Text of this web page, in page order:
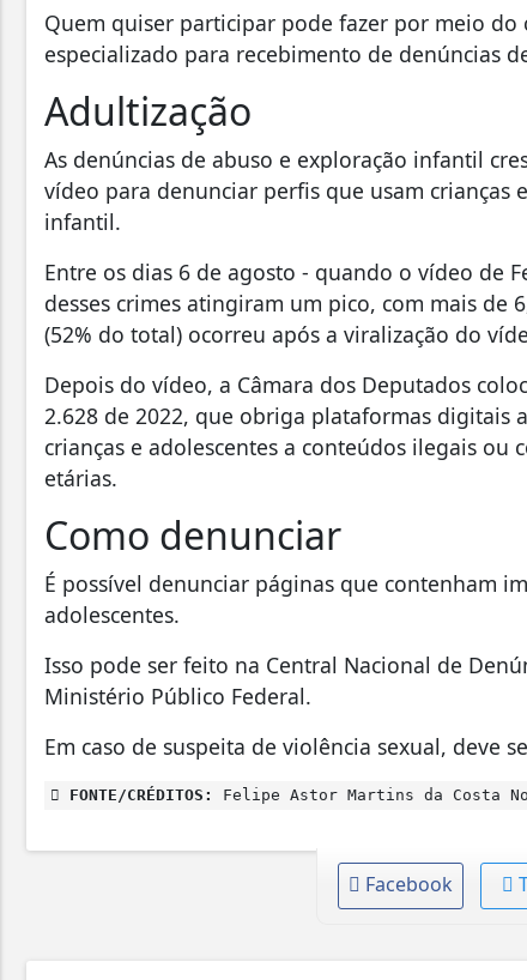
Quem quiser participar pode fazer por meio
especializado para recebimento de denúncias
Adultização
As denúncias de abuso e exploração infantil
vídeo para denunciar perfis que usam crianças
infantil.
Entre os dias 6 de agosto - quando o vídeo de
desses crimes atingiram um pico, com mais de
(52% do total) ocorreu após a viralização do
Depois do vídeo, a Câmara dos Deputados
2.628 de 2022, que obriga plataformas digitais
crianças e adolescentes a conteúdos ilegais
etárias.
Como denunciar
É possível denunciar páginas que contenham
adolescentes.
Isso pode ser feito na Central Nacional de
Ministério Público Federal.
Em caso de suspeita de violência sexual, deve
FONTE/CRÉDITOS: Felipe Astor Martins da Costa
Facebook